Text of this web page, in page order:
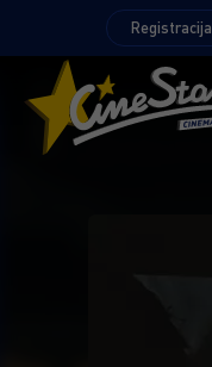
Registracija